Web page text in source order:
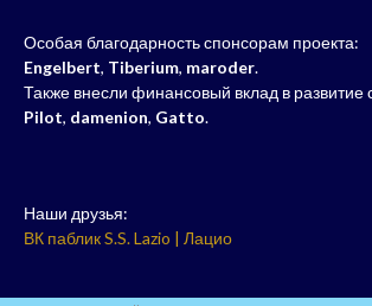
Особая благодарность спонсорам проекта:
Engelbert, Tiberium, maroder.
Также внесли финансовый вклад в развитие
Pilot, damenion, Gatto.
Наши друзья:
ВК паблик S.S. Lazio | Лацио